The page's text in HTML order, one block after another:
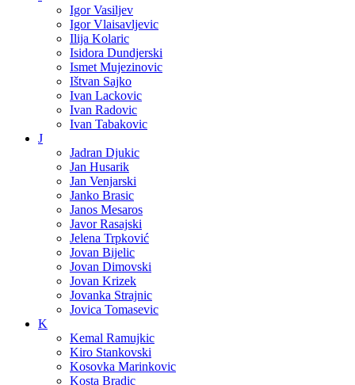
Igor Vasiljev
Igor Vlaisavljevic
Ilija Kolaric
Isidora Dundjerski
Ismet Mujezinovic
Ištvan Sajko
Ivan Lackovic
Ivan Radovic
Ivan Tabakovic
J
Jadran Djukic
Jan Husarik
Jan Venjarski
Janko Brasic
Janos Mesaros
Javor Rasajski
Jelena Trpković
Jovan Bijelic
Jovan Dimovski
Jovan Krizek
Jovanka Strajnic
Jovica Tomasevic
K
Kemal Ramujkic
Kiro Stankovski
Kosovka Marinkovic
Kosta Bradic